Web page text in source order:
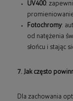
UV400:
Fotochromy:
od natężenia
słońcu i stając
7. Jak często
Dla zachowania